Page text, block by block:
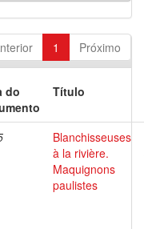
1 Próximo
do
Título
Blanchisseuses
à la rivière.
Maquignons
paulistes